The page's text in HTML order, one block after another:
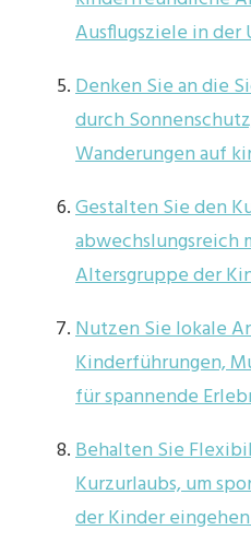
Ausflugsziele in der
Denken Sie an die
durch
Wanderungen auf
Gestalten Sie den
Altersgruppe der
Nutzen Sie lokale
Kinderführungen,
für spannende
Behalten Sie
Kurzurlaubs, um
der Kinder